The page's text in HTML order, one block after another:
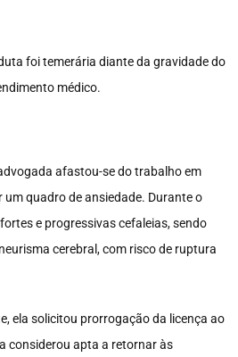
foi temerária diante da gravidade do
médico.
afastou-se do trabalho em
quadro de ansiedade. Durante o
e progressivas cefaleias, sendo
cerebral, com risco de ruptura
ela solicitou prorrogação da licença ao
considerou apta a retornar às